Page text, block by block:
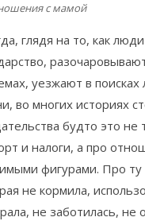
с мамой
глядя на то, как
уезжают в
во многих историях
будто это не
и налоги, а про
фигурами. Про ту
не кормила,
не заботилась, не